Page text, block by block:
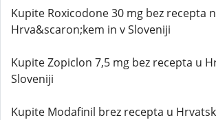
Kupite Roxicodone 30 mg bez recepta
Hrva&scaron;kem in v Sloveniji
Kupite Zopiclon 7,5 mg bez recepta u
Sloveniji
Kupite Modafinil brez recepta u